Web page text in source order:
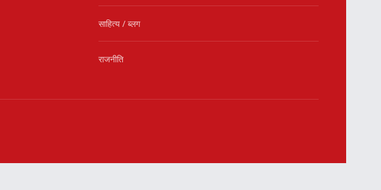
साहित्य / ब्लग
राजनीति